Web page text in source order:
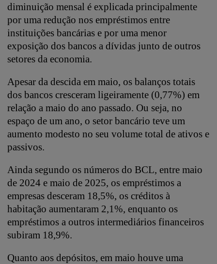
diminuição mensal é explicada principalmente
por uma redução nos empréstimos entre
instituições bancárias e por uma menor
exposição dos bancos a dívidas junto de outros
setores da economia.
Apesar da descida em maio, os balanços totais
dos bancos cresceram ligeiramente (0,77%) em
relação a maio do ano passado. Ou seja, no
espaço de um ano, o setor bancário teve um
aumento modesto no seu volume total de ativos e
passivos.
Ainda segundo os números do BCL, entre maio
de 2024 e maio de 2025, os empréstimos a
empresas desceram 18,5%, os créditos à
habitação aumentaram 2,1%, enquanto os
empréstimos a outros intermediários financeiros
subiram 18,9%.
Quanto aos depósitos, em maio houve uma